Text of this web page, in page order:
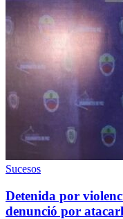
Sucesos
Detenida por
denunció por